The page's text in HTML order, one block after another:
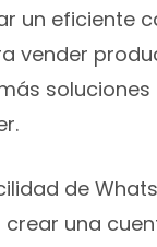
un eficiente
vender
soluciones
de
crear una